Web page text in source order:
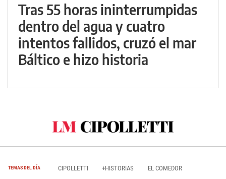
Tras 55 horas ininterrumpidas
dentro del agua y cuatro
intentos fallidos, cruzó el mar
Báltico e hizo historia
TEMAS DEL DÍA CIPOLLETTI +HISTORIAS EL COMEDOR